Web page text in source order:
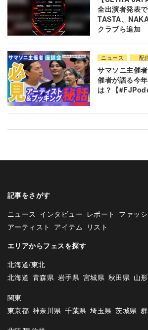
全出演者発表
TASTA、
クラブら追加
ニュース 配
サマソニ主催
催者が語る今
は？【
記事をさがす
ニュース インタビュー レポート ファッ
アーティスト アイテム
リスト
エリアからフェスを探す
北海道/東北
北海道 青森県 岩手県 宮城県 秋田県 山
関東
東京都 神奈川県 千葉県 埼玉県 茨城県